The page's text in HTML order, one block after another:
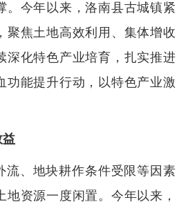
。今年以来，洛南县古城镇紧
聚焦土地高效利用、集体增收
深化特色产业培育，扎实推进
功能提升行动，以特色产业激
益
流、地块耕作条件受限等因素
地资源一度闲置。今年以来，